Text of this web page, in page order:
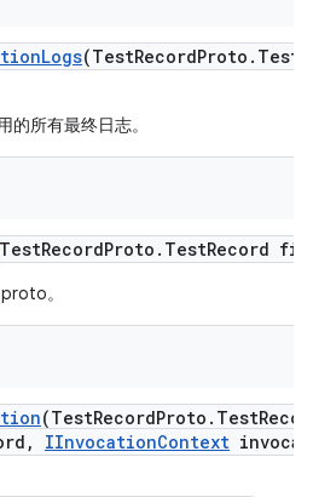
Logs(TestRecordProto . Test
的所有最终日志。
RecordProto . TestRecord
。
(TestRecordProto . Test
, IInvocationContext